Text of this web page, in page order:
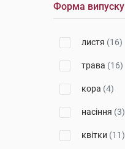
Форма випуску
листя (16)
трава (16)
кора (4)
насіння (3)
квітки (11)